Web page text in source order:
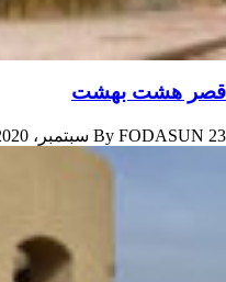
قصر هشت‌ بهشت
By FODASUN 23 سبتمبر، 2020